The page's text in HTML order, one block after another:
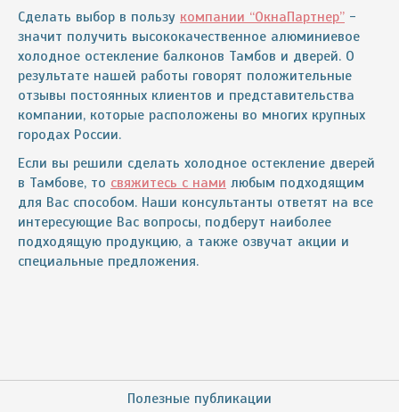
Сделать выбор в пользу компании “ОкнаПартнер” -
значит получить высококачественное алюминиевое
холодное остекление балконов Тамбов и дверей. О
результате нашей работы говорят положительные
отзывы постоянных клиентов и представительства
компании, которые расположены во многих крупных
городах России.
Если вы решили сделать холодное остекление дверей
в Тамбове, то свяжитесь с нами любым подходящим
для Вас способом. Наши консультанты ответят на все
интересующие Вас вопросы, подберут наиболее
подходящую продукцию, а также озвучат акции и
специальные предложения.
Полезные публикации